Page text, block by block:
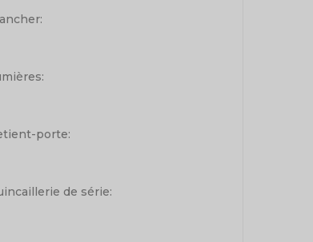
porte:
de série: